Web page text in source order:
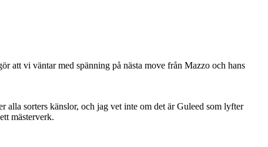
att vi väntar med spänning på nästa move från Mazzo och hans
alla sorters känslor, och jag vet inte om det är Guleed som lyfter
mästerverk.